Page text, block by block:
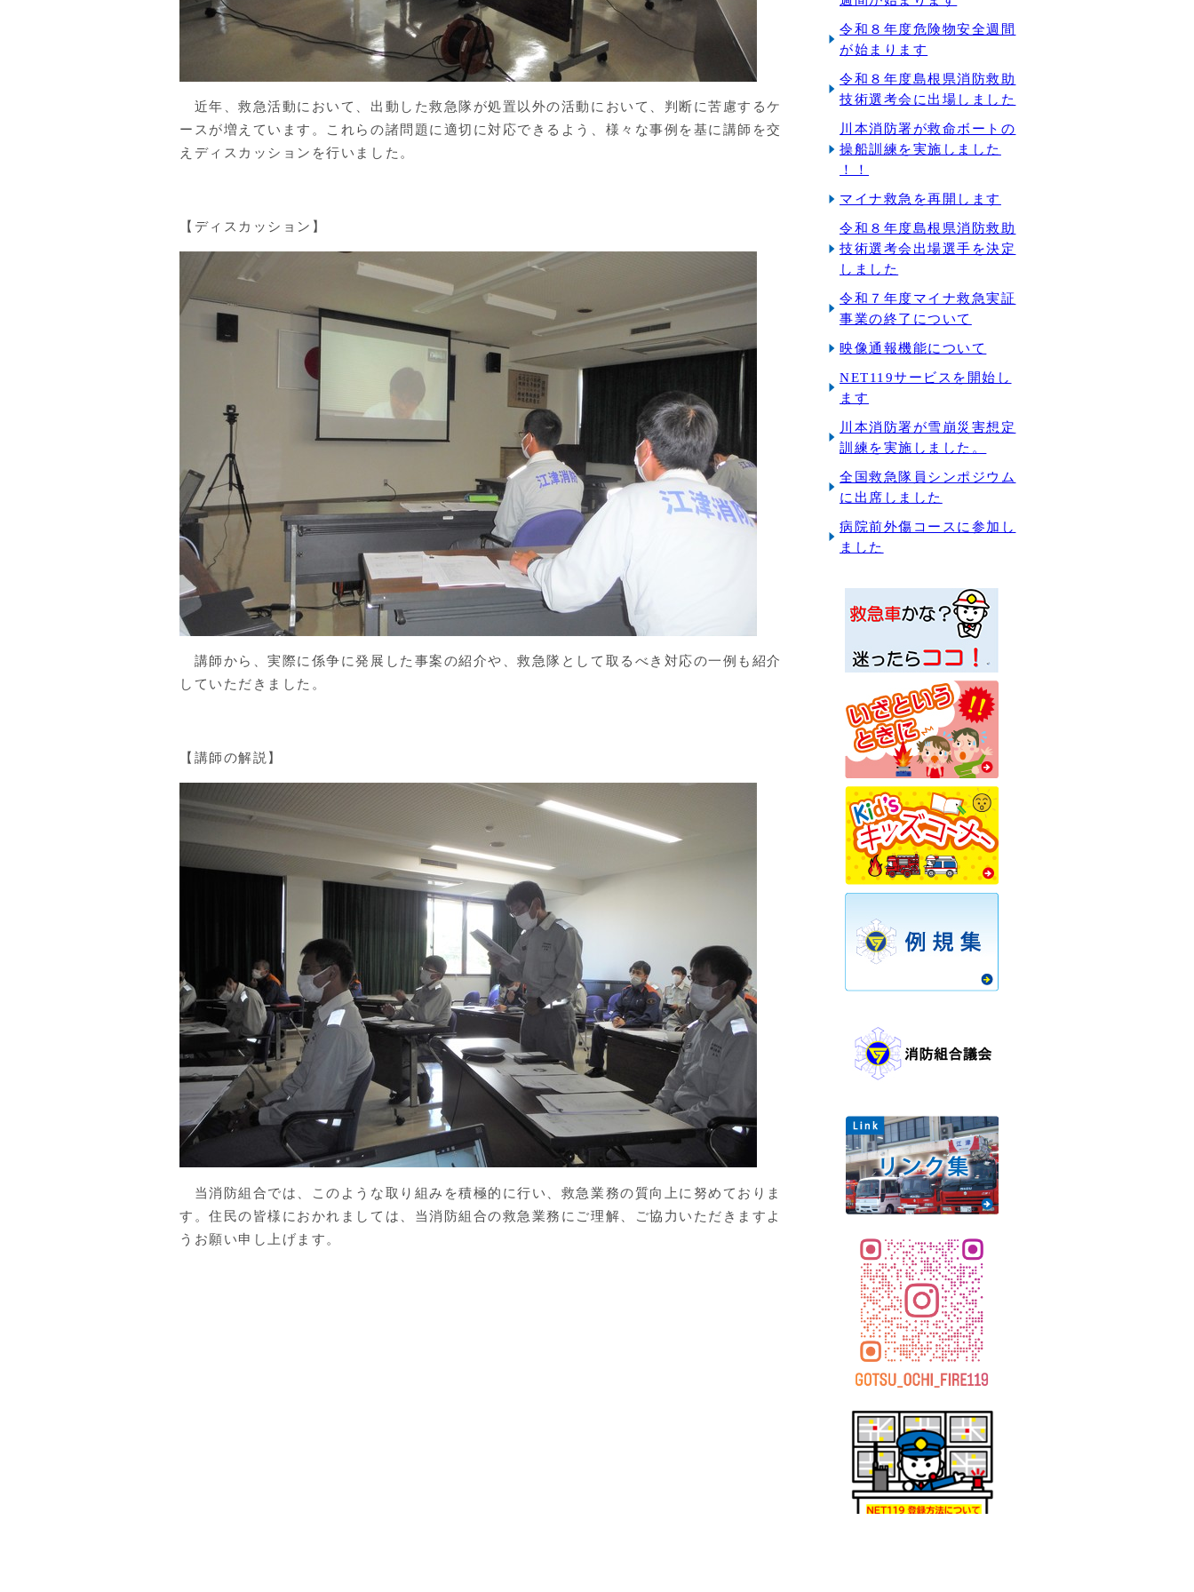
近年、救急活動において、出動した救急隊が処置以外の活動において、判断に苦慮するケ
ースが増えています。これらの諸問題に適切に対応できるよう、様々な事例を基に講師を交
えディスカッションを行いました。
【ディスカッション】
講師から、実際に係争に発展した事案の紹介や、救急隊として取るべき対応の一例も紹介
していただきました。
【講師の解説】
当消防組合では、このような取り組みを積極的に行い、救急業務の質向上に努めておりま
す。住民の皆様におかれましては、当消防組合の救急業務にご理解、ご協力いただきますよ
うお願い申し上げます。
令和８年度危険物安全週間
が始まります
令和８年度島根県消防救助
技術選考会に出場しました
川本消防署が救命ボートの
操船訓練を実施しました
！！
マイナ救急を再開します
令和８年度島根県消防救助
技術選考会出場選手を決定
しました
令和７年度マイナ救急実証
事業の終了について
映像通報機能について
NET119サービスを開始し
ます
川本消防署が雪崩災害想定
訓練を実施しました。
全国救急隊員シンポジウム
に出席しました
病院前外傷コースに参加し
ました